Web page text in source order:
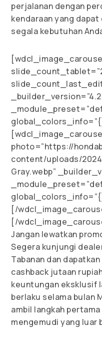
perjalanan dengan
kendaraan yang
segala kebutuhan
photo=”https://
content/uploads/
Gray.webp”
[/
[/
Jangan lewatkan
Segera kunjungi
Tabanan dan
cashback jutaan
keuntungan eksklusif
berlaku selama bulan
ambil langkah
mengemudi yang luar